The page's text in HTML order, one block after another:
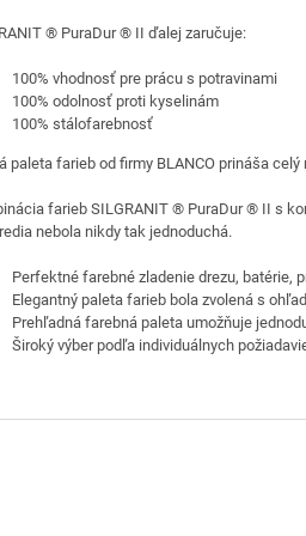
® PuraDur ® II ďalej zaručuje:
100% vhodnosť pre prácu s potravinami
100% odolnosť proti kyselinám
100% stálofarebnosť
paleta farieb od firmy BLANCO prináša celý
farieb SILGRANIT ® PuraDur ® II s
nebola nikdy tak jednoduchá.
Perfektné farebné zladenie drezu, batérie,
Elegantný paleta farieb bola zvolená s
Prehľadná farebná paleta umožňuje
Široký výber podľa individuálnych